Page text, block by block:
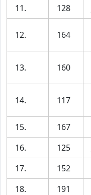
11. 128
12. 164
13. 160
14. 117
15. 167
16.
125
17.
152
18.
191